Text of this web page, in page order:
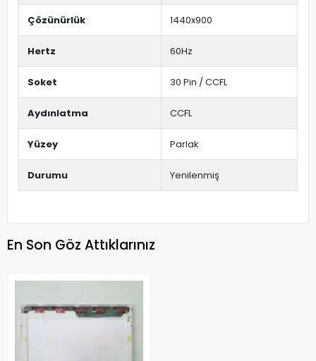
Çözünürlük 1440x900
Hertz 60Hz
Soket 30 Pin / CCFL
Aydınlatma CCFL
Yüzey Parlak
Durumu Yenilenmiş
En Son Göz Attıklarınız